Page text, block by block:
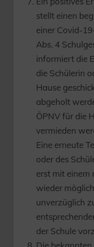
stellt einen
einer Covid-
Abs. 4
informiert die
die Schülerin
Hause
abgeholt
ÖPNV für die
vermieden
Eine erneute
oder des
erst mit einem
wieder
unverzüglich
der Schule